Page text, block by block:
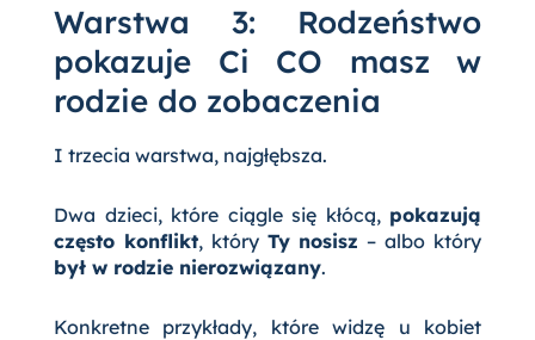
Warstwa 3: Rodzeństwo
pokazuje Ci CO masz w
rodzie do zobaczenia
I trzecia warstwa, najgłębsza.
Dwa dzieci, które ciągle się kłócą, pokazują
często konflikt, który Ty nosisz – albo który
był w rodzie nierozwiązany.
Konkretne przykłady, które widzę u kobiet